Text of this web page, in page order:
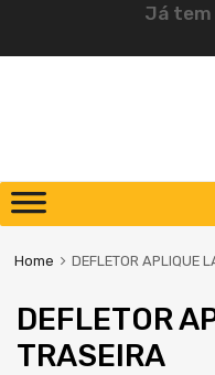
Já
Pular
para
Home DEFLETOR APLIQUE
DEFLETOR
TRASEIRA